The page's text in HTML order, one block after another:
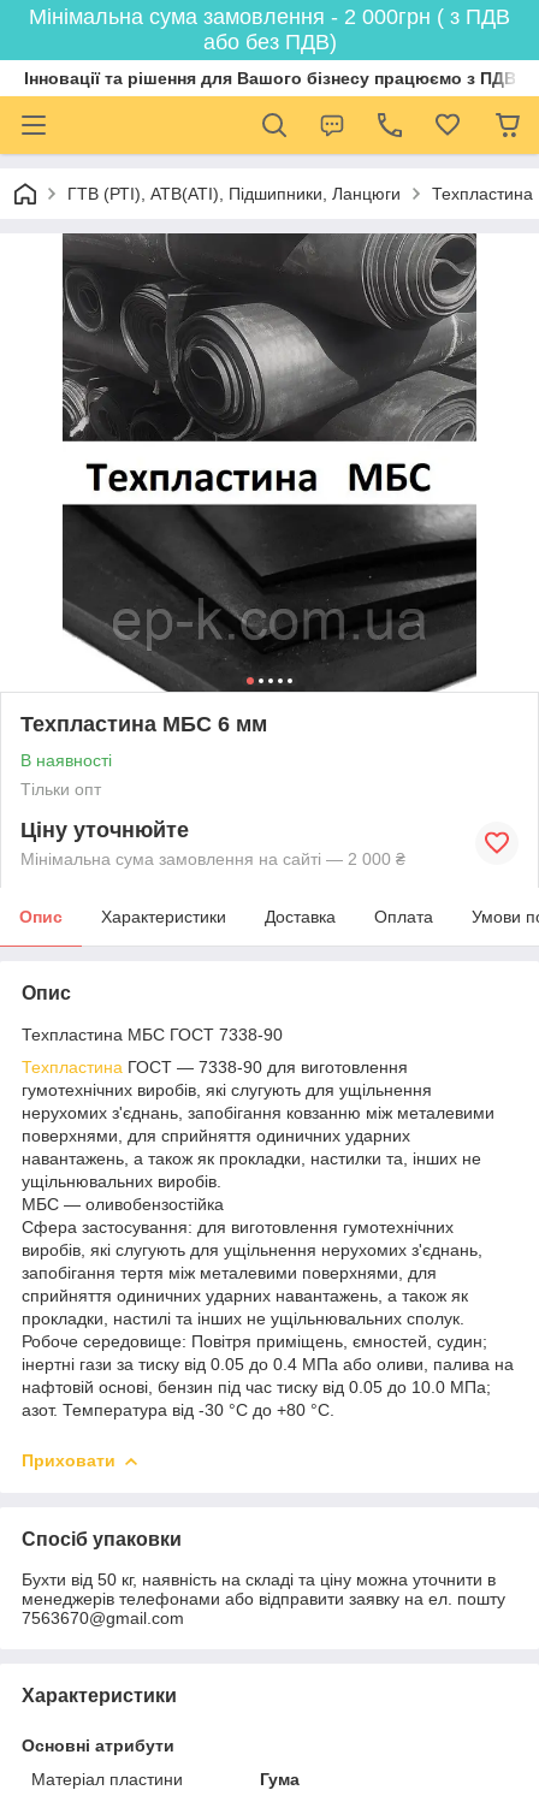
Мінімальна сума замовлення - 2 000грн ( з ПДВ
або без ПДВ)
Інновації та рішення для Вашого бізнесу працюємо з ПДВ
ГТВ (РТI), АТВ(АТI), Пiдшипники, Ланцюги
Техпластина МБС 6 мм
В наявності
Тільки опт
Ціну уточнюйте
Мінімальна сума замовлення на сайті — 2 000 ₴
Опис Характеристики Доставка Оплата Умови
Опис
Техпластина МБС ГОСТ 7338-90
Техпластина ГОСТ — 7338-90 для виготовлення
гумотехнічних виробів, які слугують для ущільнення
нерухомих з'єднань, запобігання ковзанню між металевими
поверхнями, для сприйняття одиничних ударних
навантажень, а також як прокладки, настилки та, інших не
ущільнювальних виробів.
МБС — оливобензостійка
Сфера застосування: для виготовлення гумотехнічних
виробів, які слугують для ущільнення нерухомих з'єднань,
запобігання тертя між металевими поверхнями, для
сприйняття одиничних ударних навантажень, а також як
прокладки, настилі та інших не ущільнювальних сполук.
Робоче середовище: Повітря приміщень, ємностей, судин;
інертні гази за тиску від 0.05 до 0.4 МПа або оливи, палива на
нафтовій основі, бензин під час тиску від 0.05 до 10.0 МПа;
азот. Температура від -30 °C до +80 °C.
Приховати
Спосіб упаковки
Бухти від 50 кг, наявність на складі та ціну можна уточнити в
менеджерів телефонами або відправити заявку на ел. пошту
7563670@gmail.com
Характеристики
Основні атрибути
Матеріал пластини
Гума